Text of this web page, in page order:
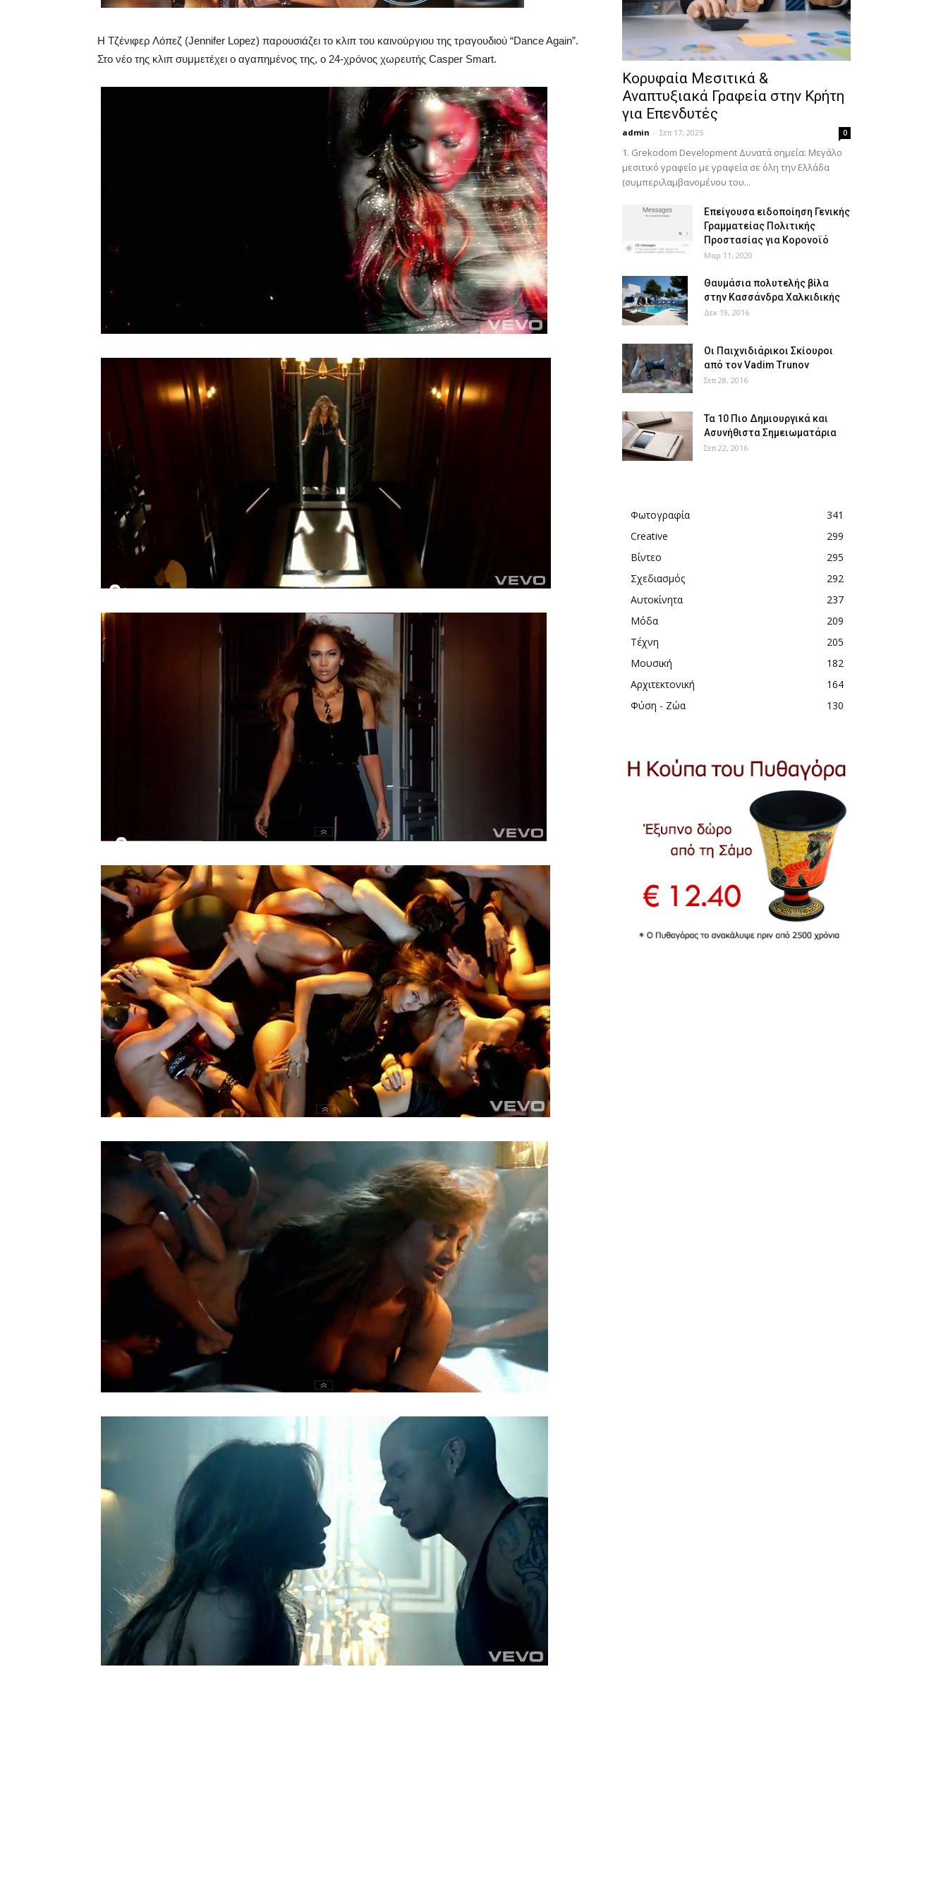
H Τζένιφερ Λόπεζ (Jennifer Lopez) παρουσιάζει το κλιπ του καινούργιου της τραγουδιού “Dance Again”.
Στο νέο της κλιπ συμμετέχει ο αγαπημένος της, ο 24-χρόνος χωρευτής Casper Smart.
Κορυφαία Μεσιτικά &
Αναπτυξιακά Γραφεία στην Κρήτη
για Επενδυτές
admin - Σεπ 17, 2025 0
1. Grekodom Development Δυνατά σημεία: Μεγάλο
μεσιτικό γραφείο με γραφεία σε όλη την Ελλάδα
(συμπεριλαμβανομένου του...
Επείγουσα ειδοποίηση Γενικής
Γραμματείας Πολιτικής
Προστασίας για Κορονοϊό
Μαρ 11, 2020
Θαυμάσια πολυτελής βίλα
στην Κασσάνδρα Χαλκιδικής
Δεκ 19, 2016
Οι Παιχνιδιάρικοι Σκίουροι
από τον Vadim Trunov
Σεπ 28, 2016
Τα 10 Πιο Δημιουργικά και
Ασυνήθιστα Σημειωματάρια
Σεπ 22, 2016
Φωτογραφία
341
Creative
299
Βίντεο
295
Σχεδιασμός
292
Αυτοκίνητα
237
Μόδα
209
Τέχνη
205
Μουσική
182
Αρχιτεκτονική
164
Φύση - Ζώα
130